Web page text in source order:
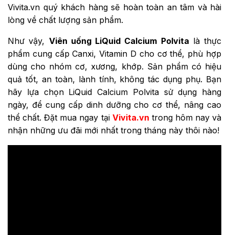
Vivita.vn quý khách hàng sẽ hoàn toàn an tâm và hài
lòng về chất lượng sản phẩm.
Như vậy, Viên uống LiQuid Calcium Polvita là thực
phẩm cung cấp Canxi, Vitamin D cho cơ thể, phù hợp
dùng cho nhóm cơ, xương, khớp. Sản phẩm có hiệu
quả tốt, an toàn, lành tính, không tác dụng phụ. Bạn
hãy lựa chọn LiQuid Calcium Polvita sử dụng hàng
ngày, để cung cấp dinh dưỡng cho cơ thể, nâng cao
thể chất. Đặt mua ngay tại Vivita.vn trong hôm nay và
nhận những ưu đãi mới nhất trong tháng này thôi nào!